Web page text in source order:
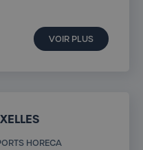
VOIR PLUS
HORECA